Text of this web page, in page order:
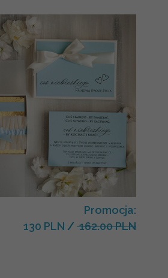
Promocja:
130 PLN / 162.00 PLN